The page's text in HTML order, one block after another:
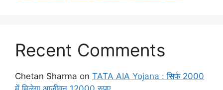
Recent Comments
Chetan Sharma on TATA AIA Yojana : सिर्फ 2000